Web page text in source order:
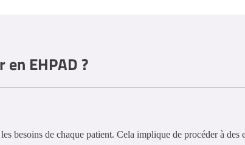
EHPAD ?
besoins de chaque patient. Cela implique de procéder à